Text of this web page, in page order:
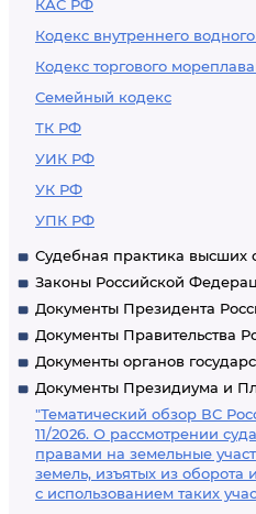
КАС РФ
Кодекс внутреннего
Кодекс торгового
Семейный кодекс
ТК РФ
УИК РФ
УК РФ
УПК РФ
Судебная практика высших
Законы Российской
Документы Президента
Документы Правительства
Документы органов
Документы Президиума и
"Тематический обзор ВС
11/2026. О рассмотрении
правами на земельные
земель, изъятых из оборота
с использованием таких